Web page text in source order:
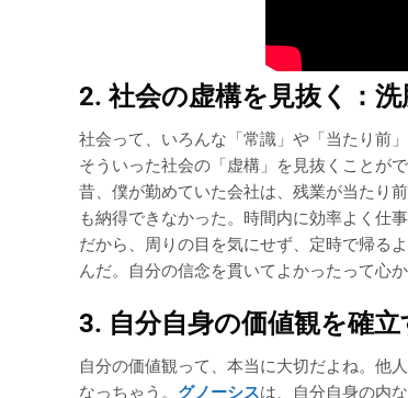
2. 社会の虚構を見抜く：
社会って、いろんな「常識」や「当たり前
そういった社会の「虚構」を見抜くことが
昔、僕が勤めていた会社は、残業が当たり
も納得できなかった。時間内に効率よく仕
だから、周りの目を気にせず、定時で帰る
んだ。自分の信念を貫いてよかったって心か
3. 自分自身の価値観を確
自分の価値観って、本当に大切だよね。他
なっちゃう。 グノーシスは、自分自身の内